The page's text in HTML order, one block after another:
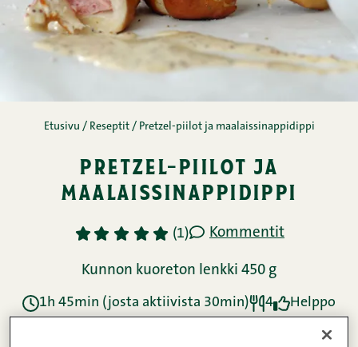
Etusivu / Reseptit / Pretzel-piilot ja maalaissinappidippi
pretzel-piilot ja
maalaissinappidippi
1 2 3 4 5 (1) Kommentit
Kunnon kuoreton lenkki 450 g
1h 45min (josta aktiivista 30min) 4 Helppo